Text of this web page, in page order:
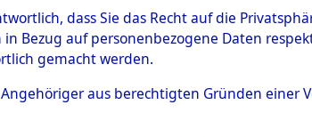
0003
Übergeordnetes
dass Sie das Recht auf die
Bezug auf personenbezogene Daten
gemacht werden.
Angehöriger aus berechtigten Gründen